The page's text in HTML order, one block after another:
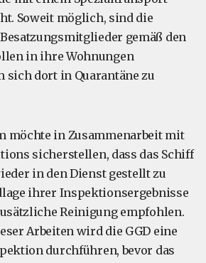
Soweit möglich, sind die
gemäß den
in ihre Wohnungen
sich dort in Quarantäne zu
möchte in Zusammenarbeit mit
sicherstellen, dass das Schiff
in den Dienst gestellt zu
ihrer Inspektionsergebnisse
Reinigung empfohlen.
Arbeiten wird die GGD eine
durchführen, bevor das